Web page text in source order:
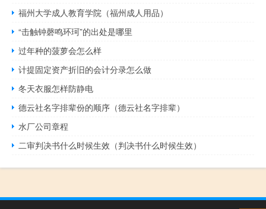
福州大学成人教育学院（福州成人用品）
“击触钟磬鸣环珂”的出处是哪里
过年种的菠萝会怎么样
计提固定资产折旧的会计分录怎么做
冬天衣服怎样防静电
德云社名字排辈份的顺序（德云社名字排辈）
水厂公司章程
二审判决书什么时候生效（判决书什么时候生效）